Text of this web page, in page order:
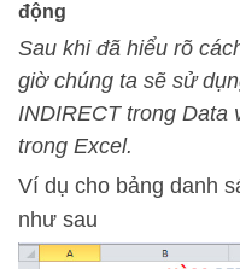
động
Sau khi đã hiểu rõ
giờ chúng ta sẽ sử
INDIRECT trong Data
trong Excel.
Ví dụ cho bảng danh
như sau